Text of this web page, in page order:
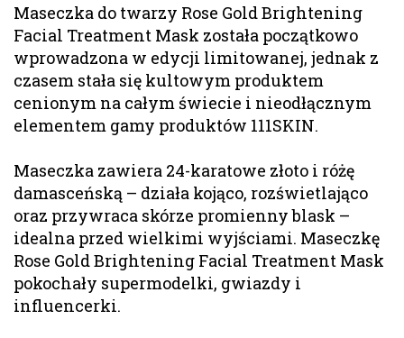
Maseczka do twarzy Rose Gold Brightening
Facial Treatment Mask została początkowo
wprowadzona w edycji limitowanej, jednak z
czasem stała się kultowym produktem
cenionym na całym świecie i nieodłącznym
elementem gamy produktów 111SKIN.
Maseczka zawiera 24-karatowe złoto i różę
damasceńską – działa kojąco, rozświetlająco
oraz przywraca skórze promienny blask –
idealna przed wielkimi wyjściami. Maseczkę
Rose Gold Brightening Facial Treatment Mask
pokochały supermodelki, gwiazdy i
influencerki.